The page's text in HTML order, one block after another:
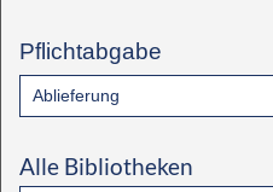
Pflichtabgabe
Ablieferung
Alle Bibliotheken